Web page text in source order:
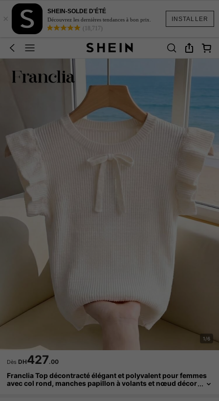
INSTALLER
×
SHEIN-SOLDE D'ÉTÉ
Découvrez les dernières tendances à bon prix.
(18,717)
1/6
Dès DH427.00
Franclia Top décontracté élégant et polyvalent pour femmes
avec col rond, manches papillon à volants et nœud décor